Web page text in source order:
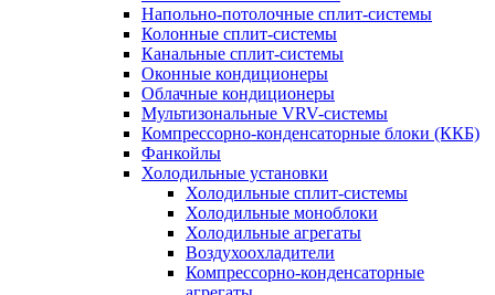
Напольно-потолочные сплит-системы
Колонные сплит-системы
Канальные сплит-системы
Оконные кондиционеры
Облачные кондиционеры
Мультизональные VRV-системы
Компрессорно-конденсаторные блоки (ККБ)
Фанкойлы
Холодильные установки
Холодильные сплит-системы
Холодильные моноблоки
Холодильные агрегаты
Воздухоохладители
Компрессорно-конденсаторные